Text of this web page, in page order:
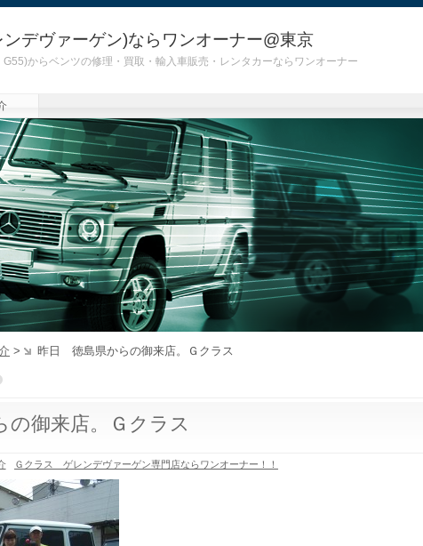
デヴァーゲン)ならワンオーナー@東京
からベンツの修理・買取・輸入車販売・レンタカーならワンオーナー
> 昨日 徳島県からの御来店。Ｇクラス
御来店。Ｇクラス
Ｇクラス ゲレンデヴァーゲン専門店ならワンオーナー！！